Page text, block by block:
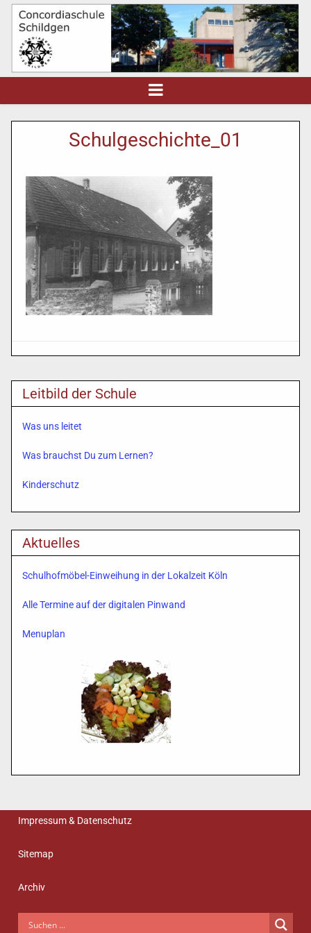
Schulgeschichte_01
Leitbild der Schule
Was uns leitet
Was brauchst Du zum Lernen?
Kinderschutz
Aktuelles
Schulhofmöbel-Einweihung in der Lokalzeit Köln
Alle Termine auf der digitalen Pinwand
Menuplan
Impressum & Datenschutz
Sitemap
Archiv